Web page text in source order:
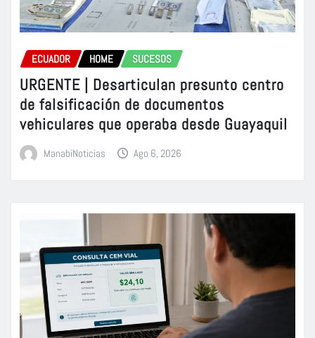
ECUADOR HOME SUCESOS
URGENTE | Desarticulan presunto centro
de falsificación de documentos
vehiculares que operaba desde Guayaquil
ManabiNoticias Ago 6, 2026